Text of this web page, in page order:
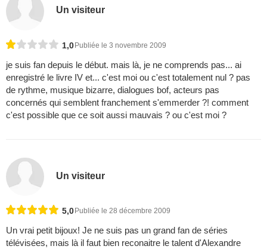
Un visiteur
1,0 Publiée le 3 novembre 2009
je suis fan depuis le début. mais là, je ne comprends pas... ai
enregistré le livre IV et... c'est moi ou c'est totalement nul ? pas
de rythme, musique bizarre, dialogues bof, acteurs pas
concernés qui semblent franchement s'emmerder ?! comment
c'est possible que ce soit aussi mauvais ? ou c'est moi ?
Un visiteur
5,0 Publiée le 28 décembre 2009
Un vrai petit bijoux! Je ne suis pas un grand fan de séries
télévisées, mais là il faut bien reconaitre le talent d'Alexandre